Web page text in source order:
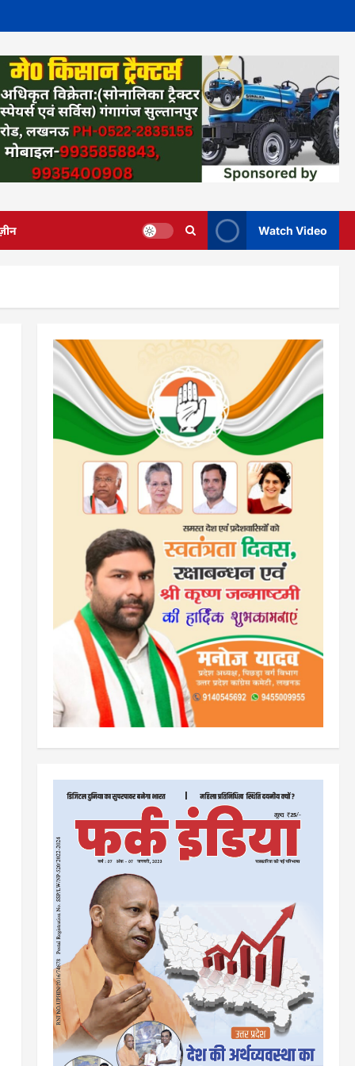
Watch Video